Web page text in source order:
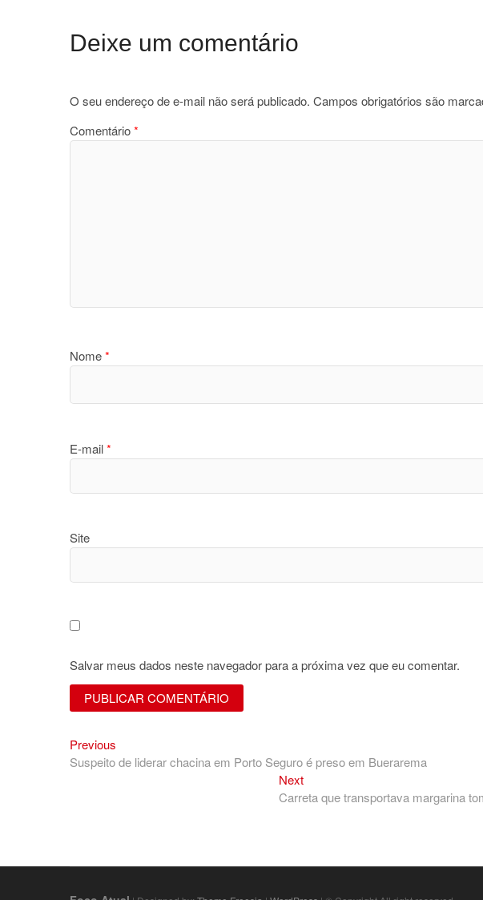
Deixe um comentário
O seu endereço de e-mail não será publicado. Campos obrigatórios são
Comentário*
Nome*
E-mail*
Site
Salvar meus dados neste navegador para a próxima vez que eu comentar.
Navegação
de
Previous
post:
Suspeito de liderar chacina em Porto Seguro é preso em Buerarema
NextNext
post:
Carreta que transportava margarina